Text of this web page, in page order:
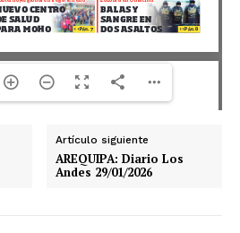
Artículo siguiente
AREQUIPA: Diario Los
Andes 29/01/2026